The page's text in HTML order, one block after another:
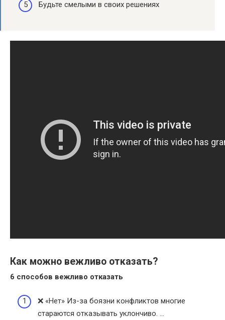
Будьте смелыми в своих решениях
Как можно вежливо отказать?
6 способов вежливо отказать
❌ «Нет» Из-за боязни конфликтов многие
стараются отказывать уклончиво. …